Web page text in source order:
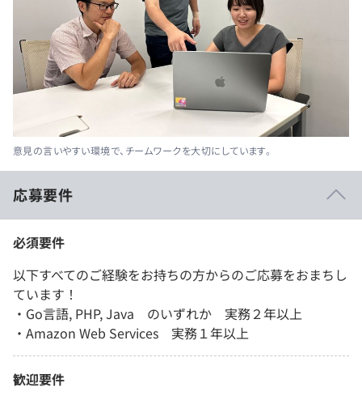
意見の言いやすい環境で、チームワークを大切にしています。
応募要件
必須要件
以下すべてのご経験をお持ちの方からのご応募をおまちし
ています！
・Go言語, PHP, Java のいずれか 実務２年以上
・Amazon Web Services 実務１年以上
歓迎要件